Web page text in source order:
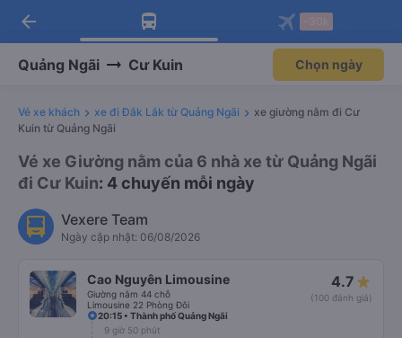
Tải app Vexere ngay!
Nhận ưu đãi thành viên độc
Mở app
Tải app Vexere
-30k/ghế khi đặt vé máy bay qua
Mở app
arrow_back
Quảng Ngãi Cư Kuin Chọn ngày
Vé xe khách xe đi Đắk Lắk từ Quảng Ngãi
xe giường nằm đi Cư
Kuin từ Quảng Ngãi
Vé xe Giường nằm của 6 nhà xe từ Quảng Ngãi
đi Cư Kuin: 4 chuyến mỗi ngày
Vexere Team
Ngày cập nhật: 06/08/2026
Cao Nguyên Limousine
Giường nằm 44 chỗ
Limousine 22 Phòng Đôi
4.7
(100 đánh giá)
20:15 • Thành phố Quảng Ngãi
9 giờ 50 phút